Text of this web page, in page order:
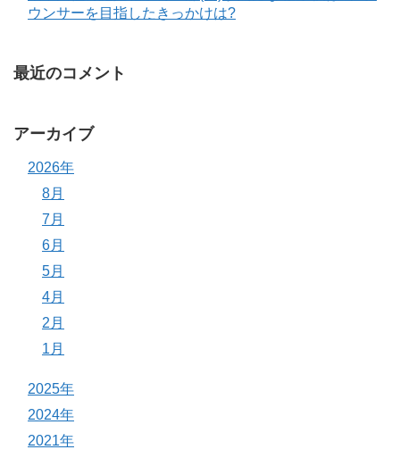
ウンサーを目指したきっかけは?
最近のコメント
アーカイブ
2026年
8月
7月
6月
5月
4月
2月
1月
2025年
2024年
2021年